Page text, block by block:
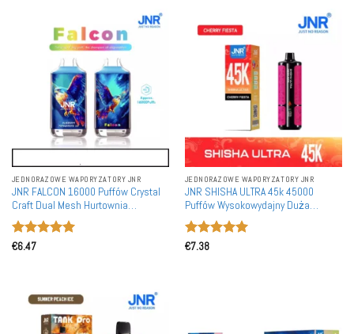
JEDNORAZOWE WAPORYZATORY JNR
JNR FALCON 16000 Puffów Crystal
Craft Dual Mesh Hurtownia
Jednorazowych Waporyzatorów na
dużą ilość Zakupów, Możliwość
Ponownego Naładowania
Oceniono
€6.47
JEDNORAZOWE WAPORYZATORY JNR
JNR SHISHA ULTRA 45k 45000
Puffów Wysokowydajny Duża
Pojemność Jednorazowa
Waporyzator Hurtownia Zakup
Luzem
Oceniono
€7.38